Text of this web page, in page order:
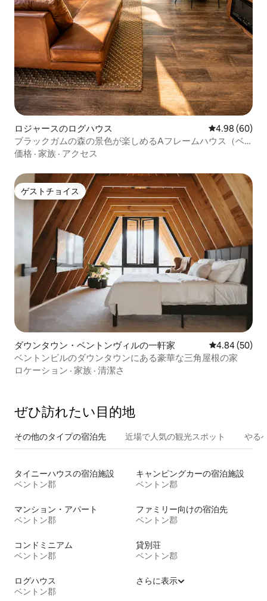
ロジャースのログハウス レビュー60件
4.98 (60)
ブラックガムの森の景色が楽しめるAフレームハウス（ベ
ントンビル近く）
価格 · 家族 · アクセス
ゲストチョイス
ゲストチョイス
ダウンタウン・ベントンヴィルの一軒家 レビュー50
4.84 (50)
ベントンビルのダウンタウンにある豪華な三角屋根の家
ロケーション · 家族 · 清潔さ
ぜひ訪⁠れ⁠た⁠い目⁠的⁠地
その他のタ⁠イ⁠プ⁠の宿⁠泊⁠先 近場で人気の観光スポット やる
タイニーハウスの宿泊施設
ベントン郡
キャンピングカーの宿泊施設
ベントン郡
マンション・アパート
ベントン郡
ファミリー向けの宿泊先
ベントン郡
コンドミニアム
ベントン郡
貸別荘
ベントン郡
ログハウス
ベントン郡
さらに表示